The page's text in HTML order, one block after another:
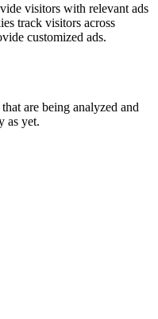
visitors with relevant ads
track visitors across
customized ads.
are being analyzed and
as yet.